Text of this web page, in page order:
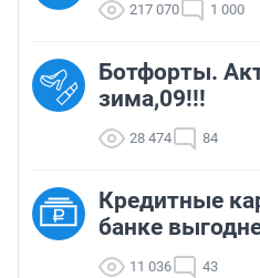
217 070 1 000
Ботфорты.
зима,09!!!
28 474 84
Кредитные
банке
11 036 43